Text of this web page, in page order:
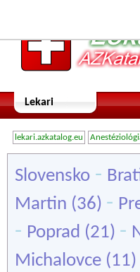
Lekari
lekari.azkatalog.eu
Slovensko -
Martin (36) -
- Poprad (21) -
Michalovce (11)